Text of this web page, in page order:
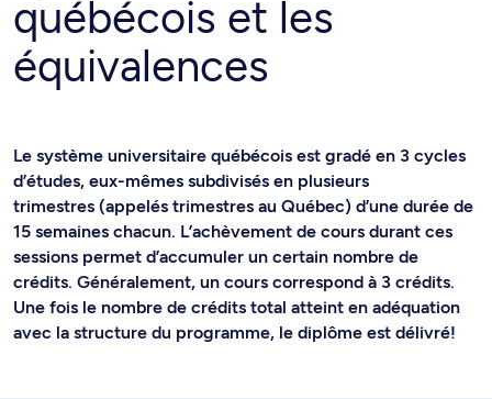
québécois et les
équivalences
Le système universitaire québécois est gradé en 3 cycles
d’études, eux-mêmes subdivisés en plusieurs
trimestres (appelés trimestres au Québec) d’une durée de
15 semaines chacun. L’achèvement de cours durant ces
sessions permet d’accumuler un certain nombre de
crédits. Généralement, un cours correspond à 3 crédits.
Une fois le nombre de crédits total atteint en adéquation
avec la structure du programme, le diplôme est délivré!